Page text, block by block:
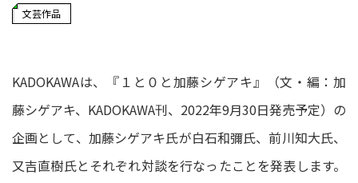
文芸作品
KADOKAWAは、『１と０と加藤シゲアキ』（文・編：加
藤シゲアキ、KADOKAWA刊、2022年9月30日発売予定）の
企画として、加藤シゲアキ氏が白石和彌氏、前川知大氏、
又吉直樹氏とそれぞれ対談を行なったことを発表します。